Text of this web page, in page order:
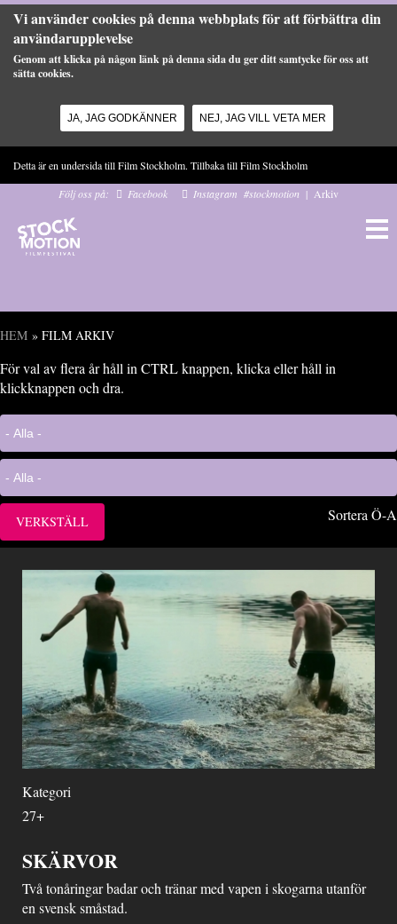
Vi använder cookies på denna webbplats för att förbättra din
användarupplevelse
Genom att klicka på någon länk på denna sida du ger ditt samtycke för oss att
sätta cookies.
JA, JAG GODKÄNNER NEJ, JAG VILL VETA MER
Detta är en undersida till Film Stockholm. Tillbaka tillFilm Stockholm
Följ oss på:
Facebook Instagram #stockmotion | Arkiv
Du är här
HEM » FILM ARKIV
För val av flera år håll in CTRL knappen, klicka eller håll in
klickknappen och dra.
Sortera Ö-A
Kategori
27+
SKÄRVOR
Två tonåringar badar och tränar med vapen i skogarna utanför
en svensk småstad.